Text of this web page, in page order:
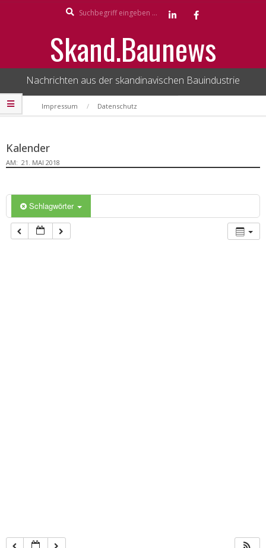
Skand.Baunews
Nachrichten aus der skandinavischen Bauindustrie
Secondary
Navigation
Impressum Datenschutz
Kalender
AM: 21. MAI 2018
Schlagwörter